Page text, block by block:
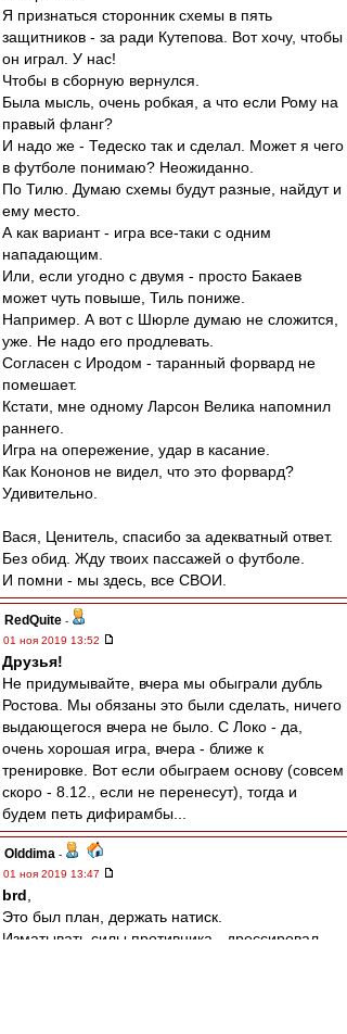
Я признаться сторонник схемы в пять
защитников - за ради Кутепова. Вот хочу, чтобы
он играл. У нас!
Чтобы в сборную вернулся.
Была мысль, очень робкая, а что если Рому на
правый фланг?
И надо же - Тедеско так и сделал. Может я чего
в футболе понимаю? Неожиданно.
По Тилю. Думаю схемы будут разные, найдут и
ему место.
А как вариант - игра все-таки с одним
нападающим.
Или, если угодно с двумя - просто Бакаев
может чуть повыше, Тиль пониже.
Например. А вот с Шюрле думаю не сложится,
уже. Не надо его продлевать.
Согласен с Иродом - таранный форвард не
помешает.
Кстати, мне одному Ларсон Велика напомнил
раннего.
Игра на опережение, удар в касание.
Как Кононов не видел, что это форвард?
Удивительно.
Вася, Ценитель, спасибо за адекватный ответ.
Без обид. Жду твоих пассажей о футболе.
И помни - мы здесь, все СВОИ.
RedQuite -
01 ноя 2019 13:52
Друзья!
Не придумывайте, вчера мы обыграли дубль
Ростова. Мы обязаны это были сделать, ничего
выдающегося вчера не было. С Локо - да,
очень хорошая игра, вчера - ближе к
тренировке. Вот если обыграем основу (совсем
скоро - 8.12., если не перенесут), тогда и
будем петь дифирамбы...
Olddima -
01 ноя 2019 13:47
brd
Это был план, держать натиск.
Изматывать силы противника - дрессировал